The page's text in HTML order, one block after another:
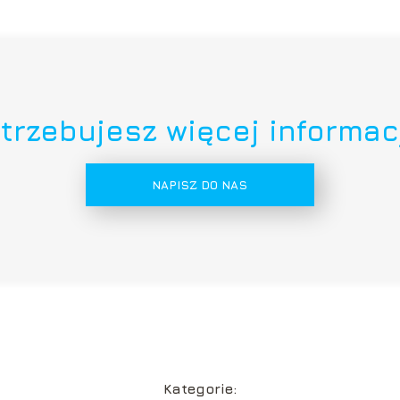
więcej
NAPISZ DO NAS
Kategorie: